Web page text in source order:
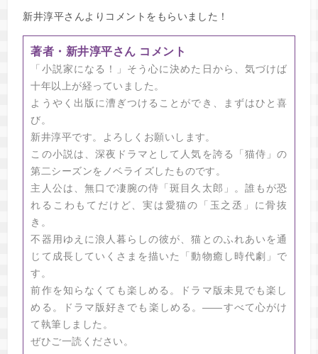
新井淳平さんよりコメントをもらいました！
著者・新井淳平さん コメント
「小説家になる！」そう心に決めた日から、気づけば
十年以上が経っていました。
ようやく出版に漕ぎつけることができ、まずはひと喜
び。
新井淳平です。よろしくお願いします。
この小説は、深夜ドラマとして人気を誇る「猫侍」の
第二シーズンをノベライズしたものです。
主人公は、無口で凄腕の侍「斑目久太郎」。誰もが恐
れるこわもてだけど、実は愛猫の「玉之丞」に骨抜
き。
不器用ゆえに浪人暮らしの彼が、猫とのふれあいを通
じて成長していくさまを描いた「動物癒し時代劇」で
す。
前作を知らなくても楽しめる。ドラマ版未見でも楽し
める。ドラマ版好きでも楽しめる。――すべて心がけ
て執筆しました。
ぜひご一読ください。